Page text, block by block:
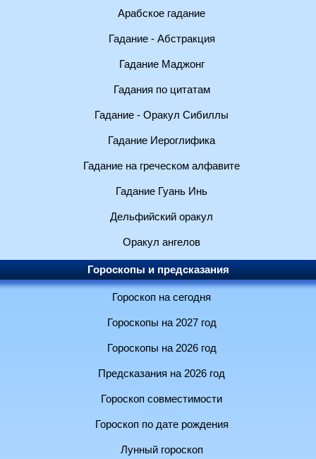
Арабское гадание
Гадание - Абстракция
Гадание Маджонг
Гадания по цитатам
Гадание - Оракул Сибиллы
Гадание Иероглифика
Гадание на греческом алфавите
Гадание Гуань Инь
Дельфийский оракул
Оракул ангелов
Гороскопы и предсказания
Гороскоп на сегодня
Гороскопы на 2027 год
Гороскопы на 2026 год
Предсказания на 2026 год
Гороскоп совместимости
Гороскоп по дате рождения
Лунный гороскоп